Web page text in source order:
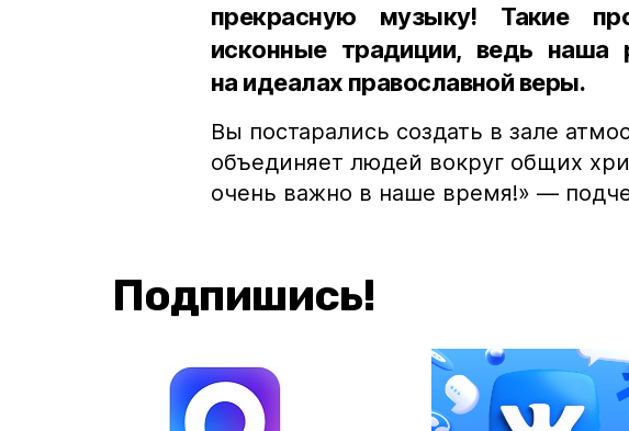
прекрасную музыку! Такие
исконные традиции, ведь наша
на идеалах православной веры.
Вы постарались создать в зале
объединяет людей вокруг общих
очень важно в наше время!» —
Подпишись!